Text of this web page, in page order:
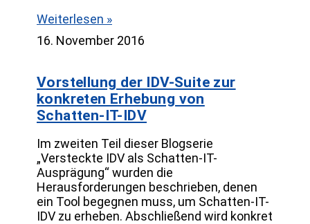
Weiterlesen »
16. November 2016
Vorstellung der IDV-Suite zur
konkreten Erhebung von
Schatten-IT-IDV
Im zweiten Teil dieser Blogserie
„Versteckte IDV als Schatten-IT-
Ausprägung“ wurden die
Herausforderungen beschrieben, denen
ein Tool begegnen muss, um Schatten-IT-
IDV zu erheben. Abschließend wird konkret